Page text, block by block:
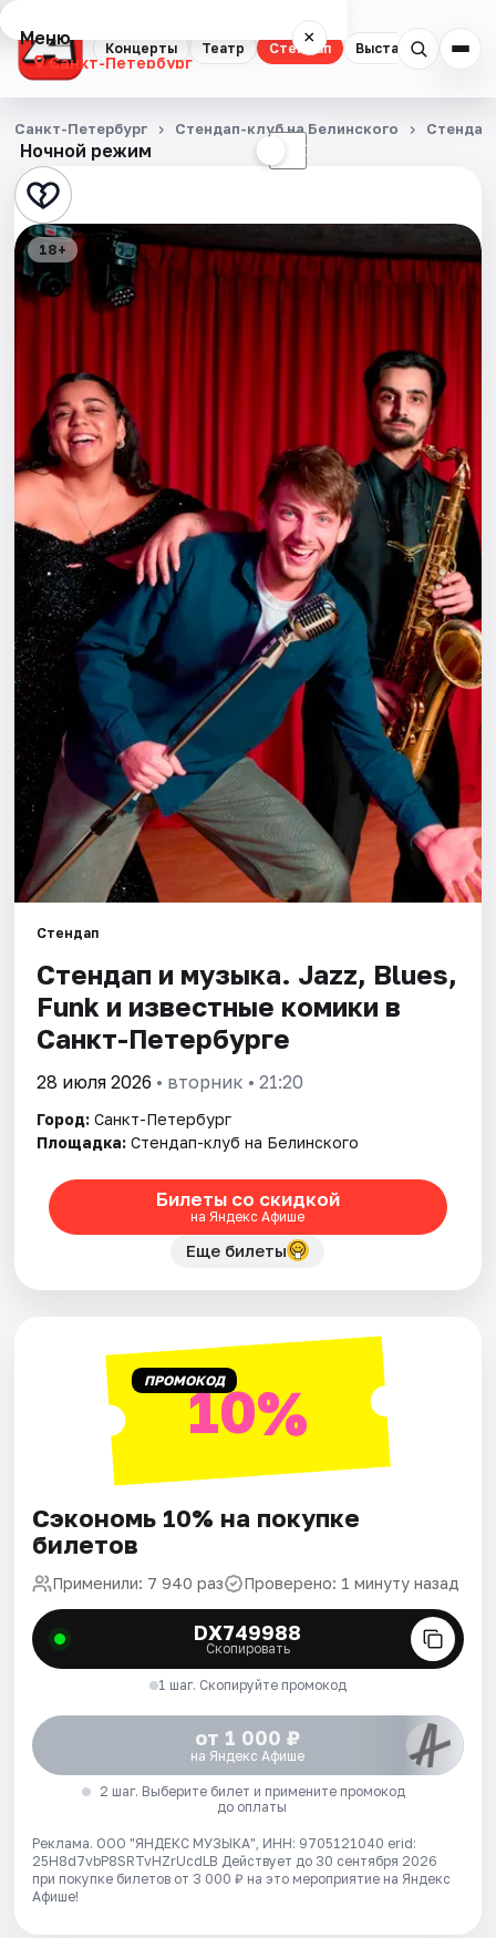
Концерты Театр Стендап Выставки
Меню ×
Санкт-Петербург
Концерты
Театр
Стендап
Выставки
Экскурсии
Спорт
События
Города
Площадки
Артисты
Рейтинги
Ночной режим ☾
Санкт-Петербург Стендап-клуб на Белинского Стендап
18+
Стендап
Стендап и музыка. Jazz, Blues,
Funk и известные комики в
Санкт-Петербурге
28 июля 2026 • вторник • 21:20
Город: Санкт-Петербург
Площадка: Стендап-клуб на Белинского
Билеты со скидкой
на Яндекс Афише
Еще билеты
ПРОМОКОД10%
Сэкономь 10% на покупке
билетов
Применили: 7 940 раз Проверено: 1 минуту назад
DX749988
Скопировать
1 шаг. Скопируйте промокод
от 1 000 ₽
на Яндекс Афише
2 шаг. Выберите билет и примените промокод
до оплаты
Реклама. ООО "ЯНДЕКС МУЗЫКА", ИНН: 9705121040 erid:
25H8d7vbP8SRTvHZrUcdLB Действует до 30 сентября 2026
при покупке билетов от 3 000 ₽ на это мероприятие на Яндекс
Афише!